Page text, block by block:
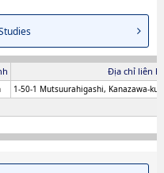
Địa chỉ liên
1-50-1 Mutsuurahigashi, Kanazawa-